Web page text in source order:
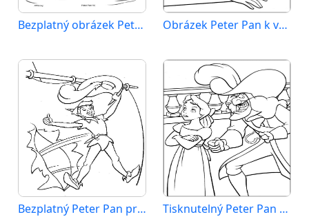
Bezplatný obrázek Peter Pan Obrázek Peter Pan k vytištění
Bezplatný Peter Pan pro děti Tisknutelný Peter Pan zadarmo